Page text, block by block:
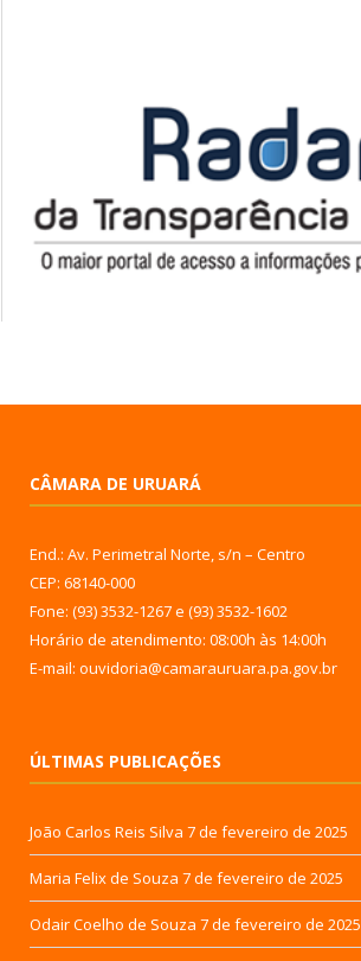
CÂMARA DE URUARÁ
End.: Av. Perimetral Norte, s/n – Centro
CEP: 68140-000
Fone: (93) 3532-1267 e (93) 3532-1602
Horário de atendimento: 08:00h às 14:00h
E-mail: ouvidoria@camarauruara.pa.gov.br
ÚLTIMAS PUBLICAÇÕES
João Carlos Reis Silva 7 de fevereiro de 2025
Maria Felix de Souza 7 de fevereiro de 2025
Odair Coelho de Souza 7 de fevereiro de 2025